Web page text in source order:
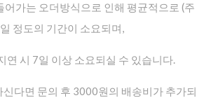
어가는 오더방식으로 인해 평균적으로 (주
정도의 기간이 소요되며,
연 시 7일 이상 소요되실 수 있습니다.
신다면 문의 후 3000원의 배송비가 추가되